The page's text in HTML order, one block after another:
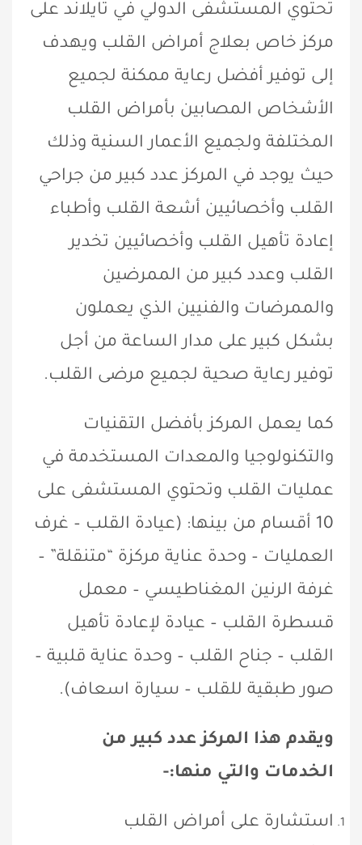
تحتوي المستشفى الدولي في تايلاند على
مركز خاص بعلاج أمراض القلب ويهدف
إلى توفير أفضل رعاية ممكنة لجميع
الأشخاص المصابين بأمراض القلب
المختلفة ولجميع الأعمار السنية وذلك
حيث يوجد في المركز عدد كبير من جراحي
القلب وأخصائيين أشعة القلب وأطباء
إعادة تأهيل القلب وأخصائيين تخدير
القلب وعدد كبير من الممرضين
والممرضات والفنيين الذي يعملون
بشكل كبير على مدار الساعة من أجل
توفير رعاية صحية لجميع مرضى القلب.
كما يعمل المركز بأفضل التقنيات
والتكنولوجيا والمعدات المستخدمة في
عمليات القلب وتحتوي المستشفى على
10 أقسام من بينها: (عيادة القلب – غرف
العمليات – وحدة عناية مركزة “متنقلة” –
غرفة الرنين المغناطيسي – معمل
قسطرة القلب – عيادة لإعادة تأهيل
القلب – جناح القلب – وحدة عناية قلبية –
صور طبقية للقلب – سيارة اسعاف).
ويقدم هذا المركز عدد كبير من
الخدمات والتي منها:-
استشارة على أمراض القلب